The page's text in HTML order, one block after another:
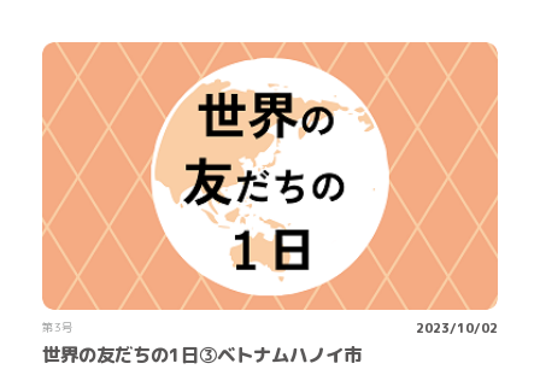
第3号 2023/10/02
世界の友だちの1日③ベトナムハノイ市